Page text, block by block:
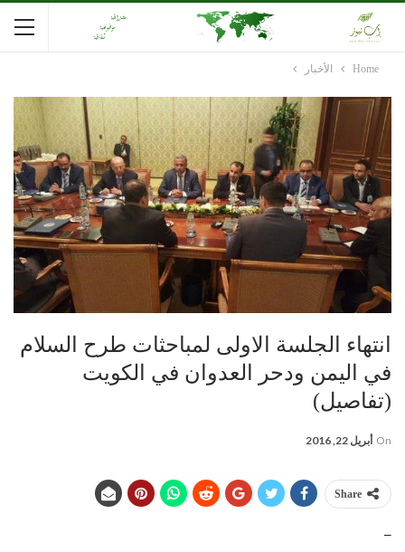
Home الأخبار
انتهاء الجلسة الاولى لمباحثات طرح السلام
في اليمن ودحر العدوان في الكويت
(تفاصيل)
On أبريل 22, 2016
Share
–